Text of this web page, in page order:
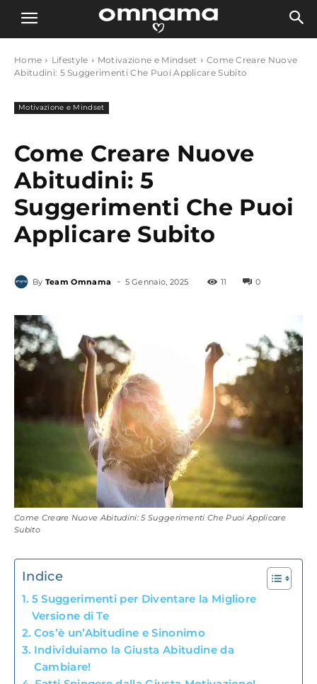
Home Lifestyle Motivazione e Mindset
Come Creare Nuove
Abitudini: 5 Suggerimenti Che Puoi Applicare Subito
Motivazione e Mindset
Come Creare Nuove
Abitudini: 5
Suggerimenti Che Puoi
Applicare Subito
By Team Omnama - 5 Gennaio, 2025 11 0
Come Creare Nuove Abitudini: 5 Suggerimenti Che Puoi Applicare
Subito
Indice
5 Suggerimenti per Diventare la Migliore
Versione di Te
Cos’è un’Abitudine e Sinonimo
Individuiamo la Giusta Abitudine da
Cambiare!